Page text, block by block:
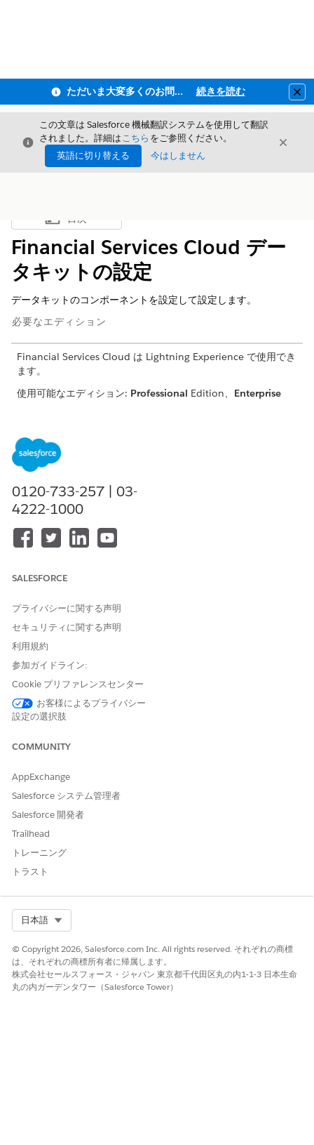
ただいま大変多くのお問い合わせをいただいており、ご連絡までにお時間を頂戴しております 続きを読む
閉じる
この文章は Salesforce 機械翻訳システムを使用して翻訳
されました。詳細はこちら をご参照ください。
英語に切り替える
今はしません
閉じる
目次を表示
目次
Financial Services Cloud デー
タキットの設定
データキットのコンポーネントを設定して設定します。
必要なエディション
Financial Services Cloud は Lightning Experience で使用でき
ます。
使用可能なエディション: Professional Edition、 Enterprise
データレイクオブジェクトの編集による Financial Services
Cloud データキットの設定
変換されたデータを保存するデータレイクオブジェクト (DLO)
す。データ レイク オブジェクトは、
データのコンテナです。
データレークオブジェクトのデータ変換の作成
ストリーミングデータ変換では、ソースデータレークオブジェ
れて、1 つ以上のレコードが対象データレークオブジェクトに
なるオブジェクトである必要があります。ストリーミングデー
タ変換は、ストリーミングプロセスとして連続的に実行され、
新規または変更されたデータが選択されます。
Financial Services Cloud 計算済みインサイトの有効化
Data 360にインストールされたデータキットから計算済みイ
ンサイトを作成します。
0120-733-257 | 03-
4222-1000
SALESFORCE
プライバシーに関する声明
セキュリティに関する声明
利用規約
参加ガイドライン:
Cookie プリファレンスセンター
お客様によるプライバシー
設定の選択肢
COMMUNITY
AppExchange
Salesforce システム管理者
Salesforce 開発者
Trailhead
トレーニング
トラスト
日本語
© Copyright 2026, Salesforce.com Inc. All rights reserved. それぞれの商標
は、それぞれの商標所有者に帰属します。
株式会社セールスフォース・ジャパン 東京都千代田区丸の内1-1-3 日本生命
丸の内ガーデンタワー（Salesforce Tower）